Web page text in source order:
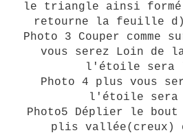
le triangle ainsi
retourne la feuille
Photo 3 Couper comme
vous serez Loin de
l'étoile sera
Photo 4 plus vous
l'étoile sera
Photo5 Déplier le
plis